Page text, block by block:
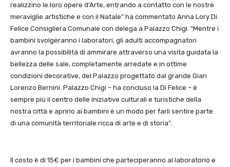
realizzino le loro opere d’Arte, entrando a contatto con le nostre
meraviglie artistiche e con il Natale” ha commentato Anna Lory Di
Felice Consigliera Comunale con delega a Palazzo Chigi. “Mentre i
bambini svolgeranno i laboratori, gli adulti accompagnatori
avranno la possibilità di ammirare attraverso una visita guidata la
bellezza delle sale, completamente arredate e in ottime
condizioni decorative, del Palazzo progettato dal grande Gian
Lorenzo Bernini. Palazzo Chigi – ha concluso la Di Felice – è
sempre più il centro delle iniziative culturali e turistiche della
nostra città e aprirlo ai bambini è un modo per farli sentire parte
di una comunità territoriale ricca di arte e di storia”.
Il costo è di 15€ per i bambini che parteciperanno al laboratorio e